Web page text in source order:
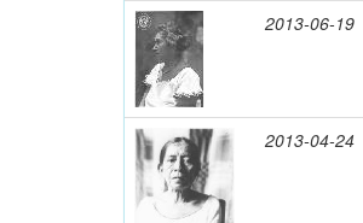
2013-06-19
2013-04-24